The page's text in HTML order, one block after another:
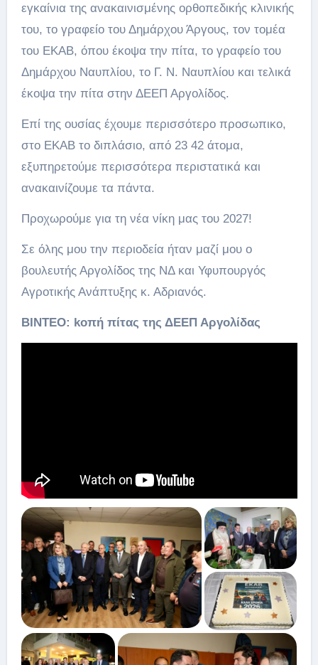
εγκαίνια της ανακαινισμένης ορθοπεδικής κλινικής
του, το γραφείο του Δημάρχου Άργους, τον τομέα
του ΕΚΑΒ, όπου έκοψα την πίτα, το γραφείο του
Δημάρχου Ναυπλίου, το Γ. Ν. Ναυπλίου και τελικά
έκοψα την πίτα στην ΔΕΕΠ Αργολίδος.
Επί της ουσίας έχουμε περισσότερο προσωπικο,
στο ΕΚΑΒ το διπλάσιο, από 23 42 άτομα,
εξυπηρετούμε περισσότερα περιστατικά και
ανακαινίζουμε τα πάντα.
Προχωρούμε για τη νέα νίκη μας του 2027!
Σε όλης μου την περιοδεία ήταν μαζί μου ο
βουλευτής Αργολίδος της ΝΔ και Υφυπουργός
Αγροτικής Ανάπτυξης κ. Αδριανός.
ΒΙΝΤΕΟ: kοπή πίτας της ΔΕΕΠ Αργολίδας